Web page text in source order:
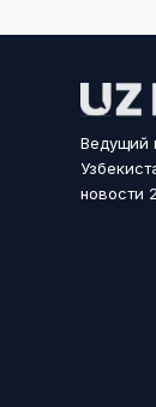
Ведущий
новости